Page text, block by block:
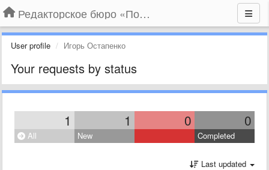
Редакторское бюро «По правилам»
User profile Игорь Остапенко
Your requests by status
1 1 0 0
All New Completed
Last updated